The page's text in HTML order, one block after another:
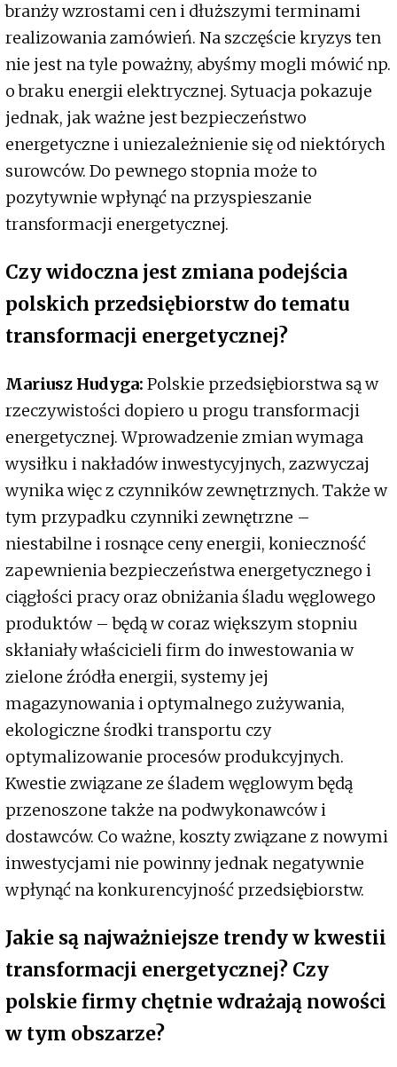
branży wzrostami cen i dłuższymi terminami
realizowania zamówień. Na szczęście kryzys ten
nie jest na tyle poważny, abyśmy mogli mówić np.
o braku energii elektrycznej. Sytuacja pokazuje
jednak, jak ważne jest bezpieczeństwo
energetyczne i uniezależnienie się od niektórych
surowców. Do pewnego stopnia może to
pozytywnie wpłynąć na przyspieszanie
transformacji energetycznej.
Czy widoczna jest zmiana podejścia
polskich przedsiębiorstw do tematu
transformacji energetycznej?
Mariusz Hudyga: Polskie przedsiębiorstwa są w
rzeczywistości dopiero u progu transformacji
energetycznej. Wprowadzenie zmian wymaga
wysiłku i nakładów inwestycyjnych, zazwyczaj
wynika więc z czynników zewnętrznych. Także w
tym przypadku czynniki zewnętrzne –
niestabilne i rosnące ceny energii, konieczność
zapewnienia bezpieczeństwa energetycznego i
ciągłości pracy oraz obniżania śladu węglowego
produktów – będą w coraz większym stopniu
skłaniały właścicieli firm do inwestowania w
zielone źródła energii, systemy jej
magazynowania i optymalnego zużywania,
ekologiczne środki transportu czy
optymalizowanie procesów produkcyjnych.
Kwestie związane ze śladem węglowym będą
przenoszone także na podwykonawców i
dostawców. Co ważne, koszty związane z nowymi
inwestycjami nie powinny jednak negatywnie
wpłynąć na konkurencyjność przedsiębiorstw.
Jakie są najważniejsze trendy w kwestii
transformacji energetycznej? Czy
polskie firmy chętnie wdrażają nowości
w tym obszarze?